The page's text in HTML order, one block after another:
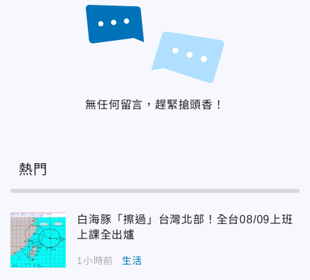
無任何留言，趕緊搶頭香！
熱門
白海豚「擦過」台灣北部！全台08/09上班
上課全出爐
1小時前 生活